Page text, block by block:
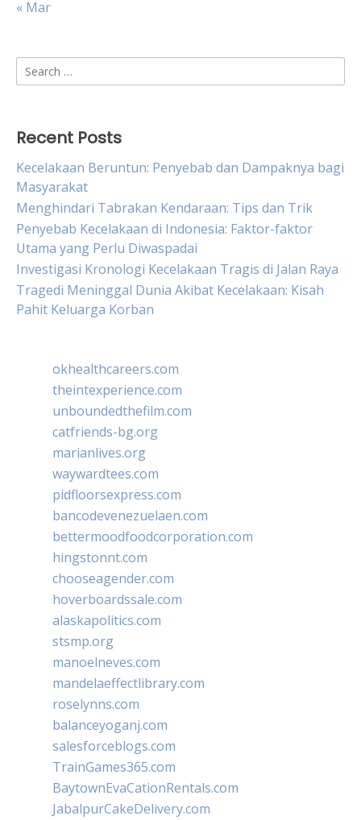
« Mar
Search
for:
Recent Posts
Kecelakaan Beruntun: Penyebab dan Dampaknya bagi
Masyarakat
Menghindari Tabrakan Kendaraan: Tips dan Trik
Penyebab Kecelakaan di Indonesia: Faktor-faktor
Utama yang Perlu Diwaspadai
Investigasi Kronologi Kecelakaan Tragis di Jalan Raya
Tragedi Meninggal Dunia Akibat Kecelakaan: Kisah
Pahit Keluarga Korban
okhealthcareers.com
theintexperience.com
unboundedthefilm.com
catfriends-bg.org
marianlives.org
waywardtees.com
pidfloorsexpress.com
bancodevenezuelaen.com
bettermoodfoodcorporation.com
hingstonnt.com
chooseagender.com
hoverboardssale.com
alaskapolitics.com
stsmp.org
manoelneves.com
mandelaeffectlibrary.com
roselynns.com
balanceyoganj.com
salesforceblogs.com
TrainGames365.com
BaytownEvaCationRentals.com
JabalpurCakeDelivery.com